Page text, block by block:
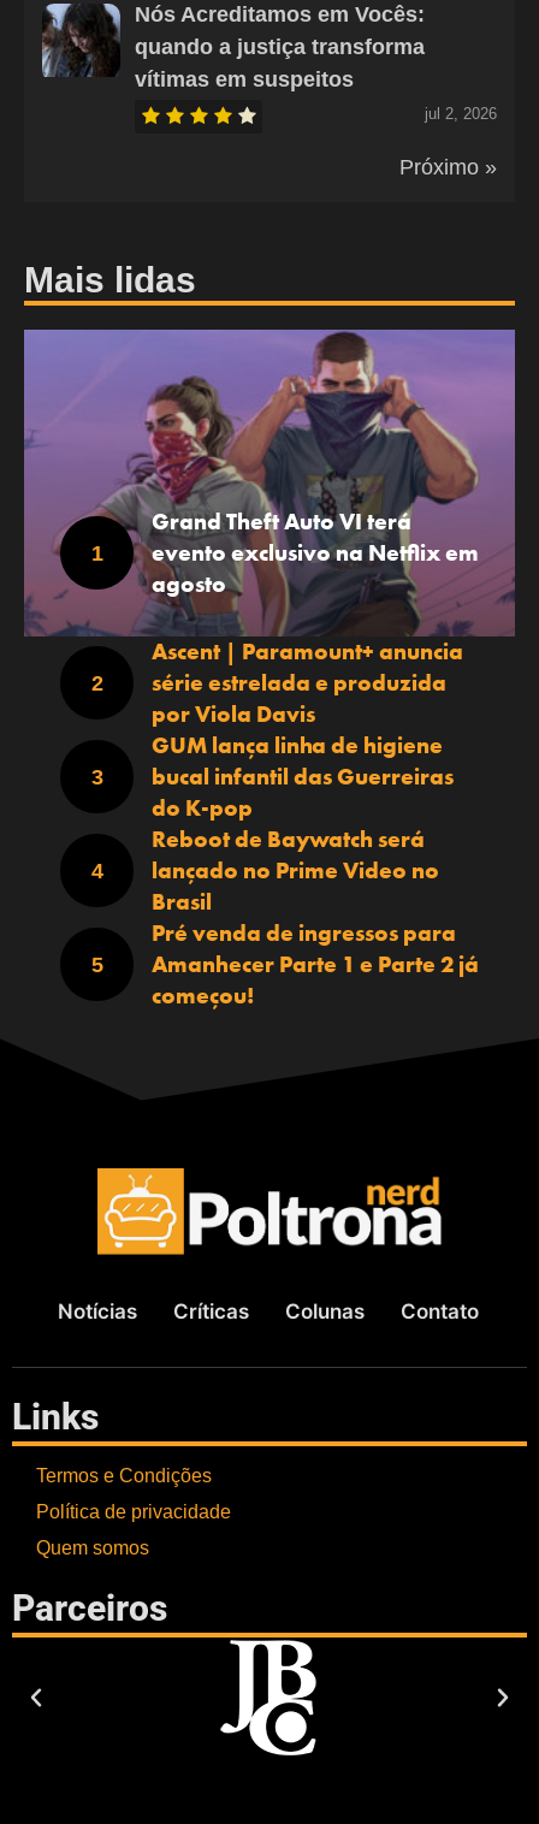
Nós Acreditamos em Vocês:
quando a justiça transforma
vítimas em suspeitos
jul 2, 2026
Próximo »
Mais lidas
Grand Theft Auto VI terá
evento exclusivo na Netflix em
agosto
Ascent | Paramount+ anuncia
série estrelada e produzida
por Viola Davis
GUM lança linha de higiene
bucal infantil das Guerreiras
do K-pop
Reboot de Baywatch será
lançado no Prime Video no
Brasil
Pré venda de ingressos para
Amanhecer Parte 1 e Parte 2 já
começou!
Notícias Críticas Colunas Contato
Links
Termos e Condições
Política de privacidade
Quem somos
Parceiros